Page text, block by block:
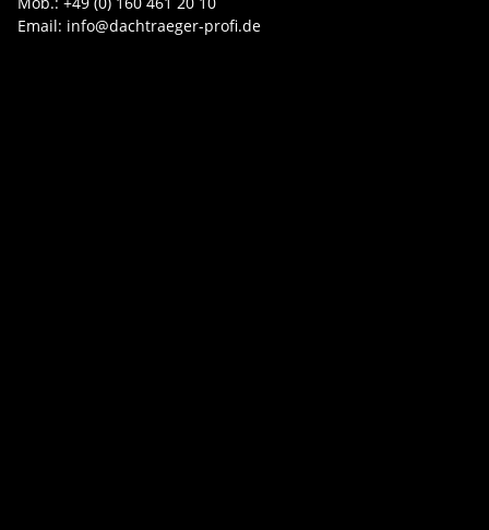
Email: info@dachtraeger-profi.de